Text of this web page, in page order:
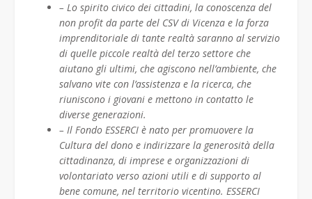
– Lo spirito civico dei cittadini, la conoscenza del
non profit da parte del CSV di Vicenza e la forza
imprenditoriale di tante realtà saranno al servizio
di quelle piccole realtà del terzo settore che
aiutano gli ultimi, che agiscono nell’ambiente, che
salvano vite con l’assistenza e la ricerca, che
riuniscono i giovani e mettono in contatto le
diverse generazioni.
– Il Fondo ESSERCI è nato per promuovere la
Cultura del dono e indirizzare la generosità della
cittadinanza, di imprese e organizzazioni di
volontariato verso azioni utili e di supporto al
bene comune, nel territorio vicentino. ESSERCI